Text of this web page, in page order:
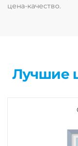
цена-качество.
Лучшие